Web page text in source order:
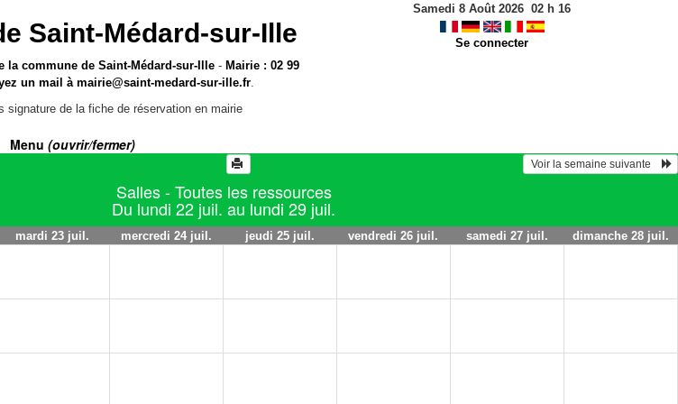
Saint-Médard-sur-Ille
la commune de Saint-Médard-sur-Ille - Mairie : 02 99
un mail àmairie@saint-medard-sur-ille.fr.
signature de la fiche de réservation en mairie
Samedi 8 Août 2026 02 h 16
Se connecter
Menu (ouvrir/fermer)
Voir la semaine suivante
Salles - Toutes les ressources
Du lundi 22 juil. au lundi 29 juil.
mardi 23 juil. mercredi 24 juil. jeudi 25 juil. vendredi 26 juil. samedi 27 juil.
dimanche 28 juil.